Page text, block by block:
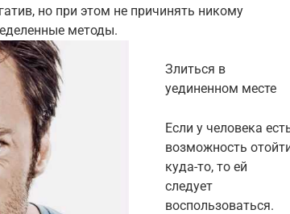
но при этом не причинять никому
методы.
Злиться в
уединенном месте
Если у человека
возможность
куда-то, то ей
следует
воспользоваться.